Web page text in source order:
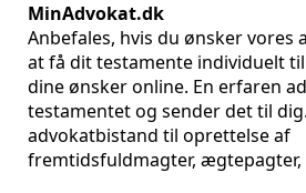
MinAdvokat.dk
Anbefales, hvis du ønsker vores
at få dit testamente individuelt
dine ønsker online. En erfaren
testamentet og sender det til
advokatbistand til oprettelse af
fremtidsfuldmagter, ægtepagter,